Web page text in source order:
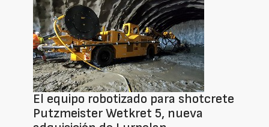
El equipo robotizado para shotcrete
Putzmeister Wetkret 5, nueva